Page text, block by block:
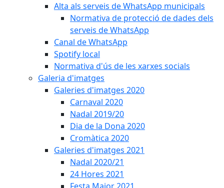
Alta als serveis de WhatsApp municipals
Normativa de protecció de dades dels
serveis de WhatsApp
Canal de WhatsApp
Spotify local
Normativa d'ús de les xarxes socials
Galeria d'imatges
Galeries d'imatges 2020
Carnaval 2020
Nadal 2019/20
Dia de la Dona 2020
Cromàtica 2020
Galeries d'imatges 2021
Nadal 2020/21
24 Hores 2021